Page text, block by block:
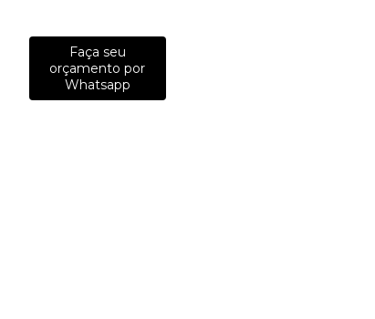
Faça seu
orçamento por
Whatsapp